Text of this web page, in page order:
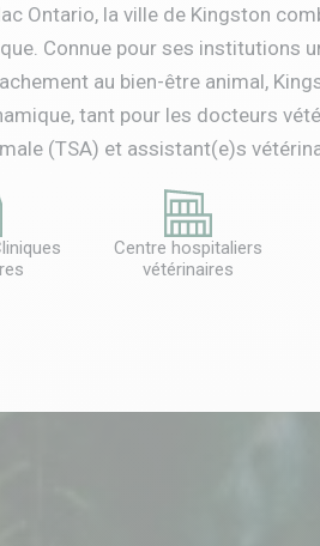
Ontario, la ville de Kingston
Connue pour ses institutions
au bien-être animal,
tant pour les docteurs
(TSA) et assistant(e)s
Centre hospitaliers
vétérinaires